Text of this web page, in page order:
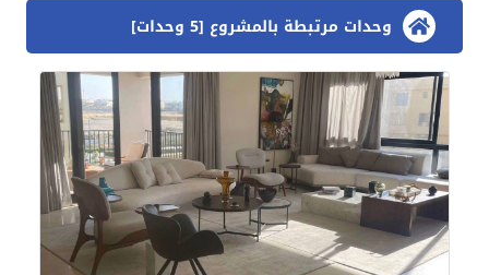
وحدات مرتبطة بالمشروع [5 وحدات]